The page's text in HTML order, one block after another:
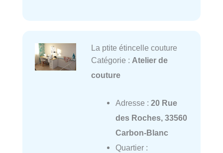
La ptite étincelle couture
Catégorie : Atelier de
couture
Adresse : 20 Rue
des Roches, 33560
Carbon-Blanc
Quartier :